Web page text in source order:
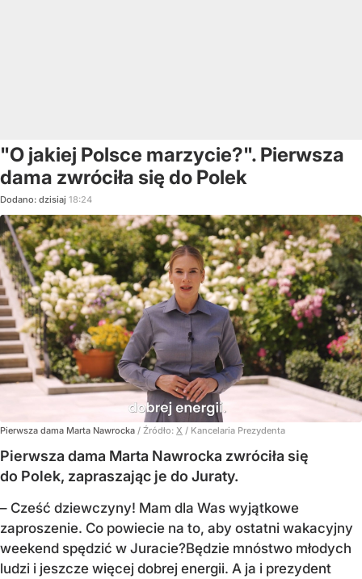
"O jakiej Polsce marzycie?". Pierwsza
dama zwróciła się do Polek
Dodano: dzisiaj 18:24
Pierwsza dama Marta Nawrocka / Źródło: X / Kancelaria Prezydenta
Pierwsza dama Marta Nawrocka zwróciła się
do Polek, zapraszając je do Juraty.
– Cześć dziewczyny! Mam dla Was wyjątkowe
zaproszenie. Co powiecie na to, aby ostatni wakacyjny
weekend spędzić w Juracie?Będzie mnóstwo młodych
ludzi i jeszcze więcej dobrej energii. A ja i prezydent